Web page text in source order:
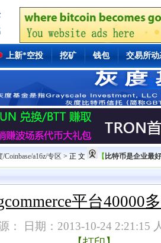
上新*空投 挖矿 钱包 交易所动
/Coinbase/a16z/专区 > 正 文 【 比特币是企业最
平台40000
： 日期：2013-10-24 2:21:15